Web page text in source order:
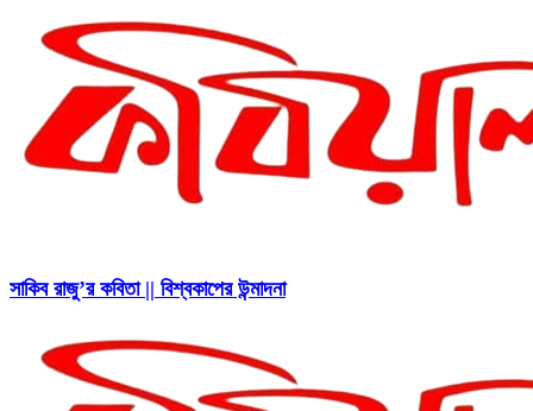
সাকিব রাজু’র কবিতা || বিশ্বকাপের উন্মাদনা